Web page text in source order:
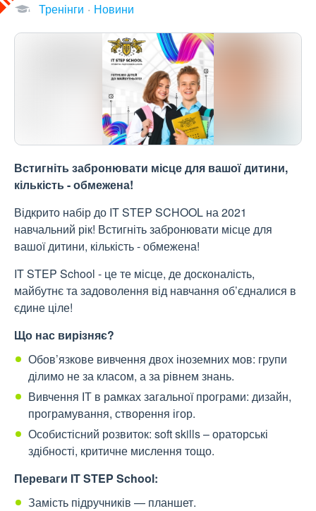
Тренінги
Новини
Встигніть забронювати місце для вашої дитини,
кількість - обмежена!
Відкрито набір до IT STEP SCHOOL на 2021
навчальний рік! Встигніть забронювати місце для
вашої дитини, кількість - обмежена!
IT STEP School - це те місце, де досконалість,
майбутнє та задоволення від навчання об’єдналися в
єдине ціле!
Що нас вирізняє?
Обов’язкове вивчення двох іноземних мов: групи
ділимо не за класом, а за рівнем знань.
Вивчення ІТ в рамках загальної програми: дизайн,
програмування, створення ігор.
Особистісний розвиток: soft skills – ораторські
здібності, критичне мислення тощо.
Переваги IT STEP School:
Замість підручників — планшет.